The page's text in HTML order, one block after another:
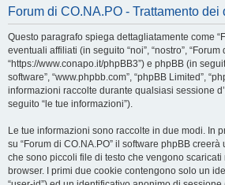
Forum di CO.NA.PO - Trattamento dei
Questo paragrafo spiega dettagliatamente come
eventuali affiliati (in seguito “noi”, “nostro”, “Forum
“https://www.conapo.it/phpBB3”) e phpBB (in
software”, “www.phpbb.com”, “phpBB Limited”,
informazioni raccolte durante qualsiasi sessione
seguito “le tue informazioni”).
Le tue informazioni sono raccolte in due modi. In
su “Forum di CO.NA.PO” il software phpBB
che sono piccoli file di testo che vengono
browser. I primi due cookie contengono solo un